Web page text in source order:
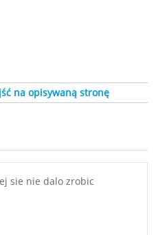
na opisywaną stronę
sie nie dalo zrobic